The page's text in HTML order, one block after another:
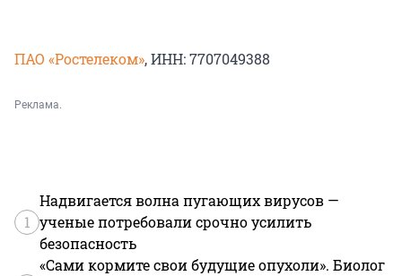
ПАО «Ростелеком», ИНН: 7707049388
Реклама.
1
Надвигается волна пугающих вирусов —
ученые потребовали срочно усилить
безопасность
«Сами кормите свои будущие опухоли». Биолог